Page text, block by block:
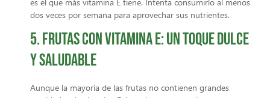
dos veces por semana para aprovechar sus nutrientes.
5. Frutas con vitamina E: un toque dulce
y saludable
Aunque la mayoría de las frutas no contienen grandes